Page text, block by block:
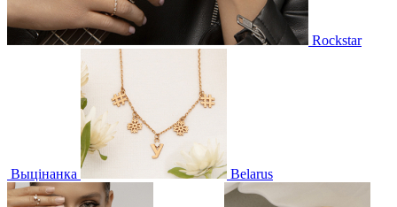
Rockstar
Выцінанка Belarus